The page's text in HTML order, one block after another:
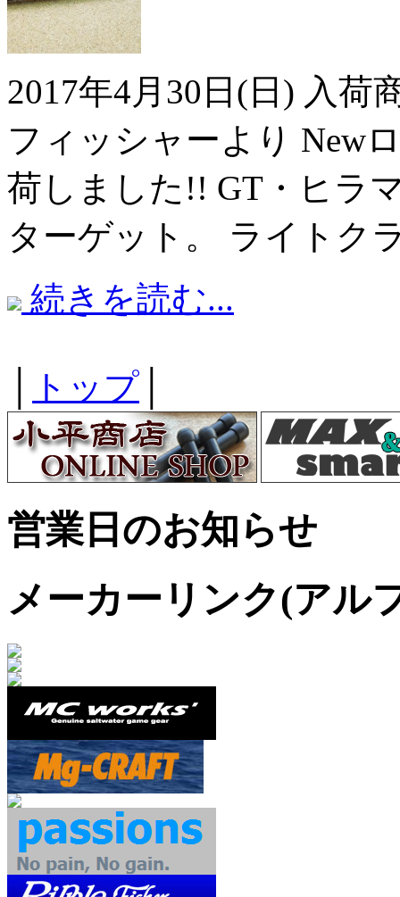
2017年4月30日(日) 入荷
フィッシャーより New
荷しました!! GT・ヒラ
ターゲット。 ライトク
続きを読む...
トップ
営業日のお知らせ
メーカーリンク(アル